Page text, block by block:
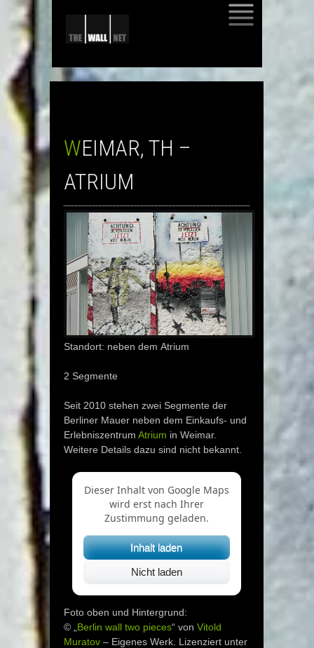
SKIP
WEIMAR, TH –
ATRIUM
Standort: neben dem Atrium
2 Segmente
Seit 2010 stehen zwei Segmente der
Berliner Mauer neben dem Einkaufs- und
Erlebniszentrum Atrium in Weimar.
Weitere Details dazu sind nicht bekannt.
Dieser Inhalt von Google Maps
wird erst nach Ihrer
Zustimmung geladen.
Inhalt laden
Nicht laden
Foto oben und Hintergrund:
© „ Berlin wall two pieces“ von Vitold
Muratov – Eigenes Werk . Lizenziert unter